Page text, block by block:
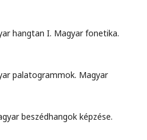
hangtan I. Magyar fonetika.
palatogrammok. Magyar
beszédhangok képzése.